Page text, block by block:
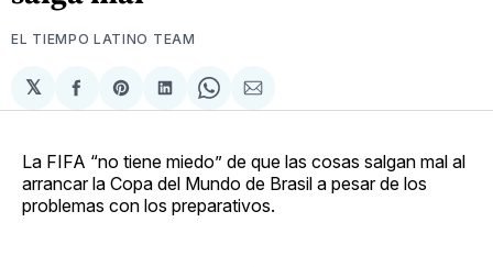
EL TIEMPO LATINO TEAM
𝕏
Compartir
en
Share
on
Compartir
en
Share
on
Compartir
via
La FIFA “no tiene miedo” de que las cosas salgan mal al
arrancar la Copa del Mundo de Brasil a pesar de los
problemas con los preparativos.